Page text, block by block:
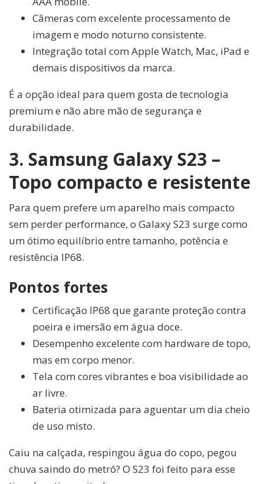
Câmeras com excelente processamento de
imagem e modo noturno consistente.
Integração total com Apple Watch, Mac, iPad e
demais dispositivos da marca.
É a opção ideal para quem gosta de tecnologia
premium e não abre mão de segurança e
durabilidade.
3. Samsung Galaxy S23 –
Topo compacto e resistente
Para quem prefere um aparelho mais compacto
sem perder performance, o Galaxy S23 surge como
um ótimo equilíbrio entre tamanho, potência e
resistência IP68.
Pontos fortes
Certificação IP68 que garante proteção contra
poeira e imersão em água doce.
Desempenho excelente com hardware de topo,
mas em corpo menor.
Tela com cores vibrantes e boa visibilidade ao
ar livre.
Bateria otimizada para aguentar um dia cheio
de uso misto.
Caiu na calçada, respingou água do copo, pegou
chuva saindo do metrô? O S23 foi feito para esse